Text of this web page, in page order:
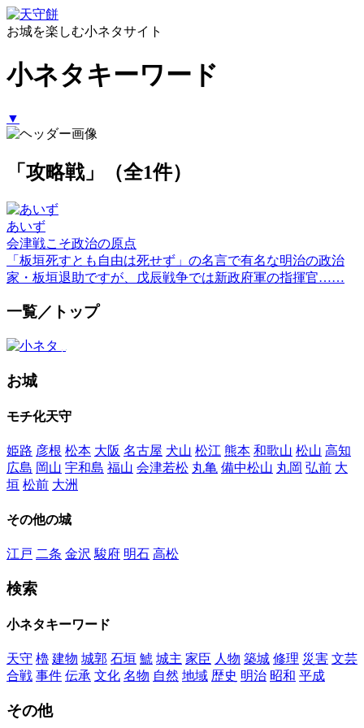
お城を楽しむ小ネタサイト
小ネタキーワード
▼
「攻略戦」（全1件）
あいず
会津戦こそ政治の原点
「板垣死すとも自由は死せず」の名言で有名な明治の政治
家・板垣退助ですが、戊辰戦争では新政府軍の指揮官……
一覧／トップ
お城
モチ化天守
姫路 彦根 松本 大阪 名古屋 犬山 松江 熊本 和歌山 松山 高知
広島 岡山 宇和島 福山 会津若松 丸亀 備中松山 丸岡 弘前 大
垣 松前 大洲
その他の城
江戸 二条 金沢 駿府 明石 高松
検索
小ネタキーワード
天守 櫓 建物 城郭 石垣 鯱 城主 家臣 人物 築城 修理 災害 文芸
合戦 事件 伝承 文化 名物 自然 地域 歴史 明治 昭和 平成
その他